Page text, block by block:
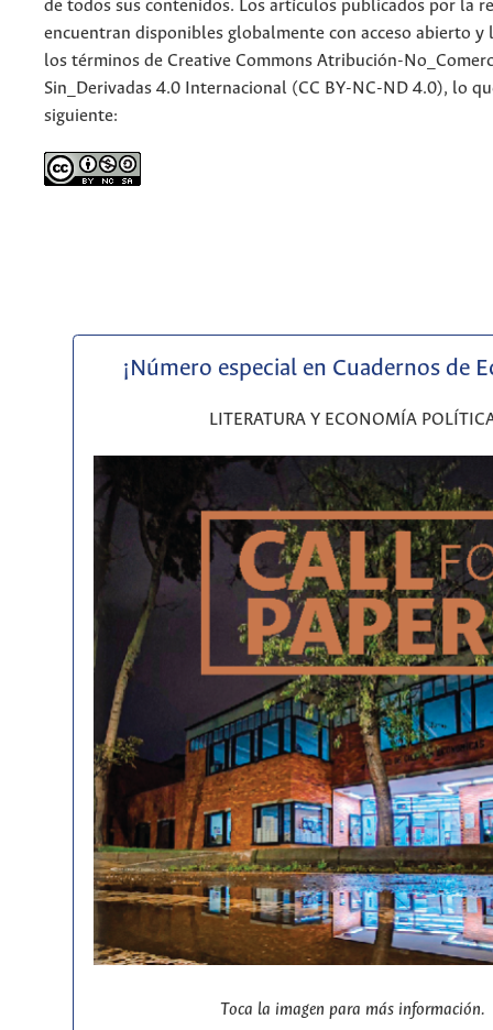
de todos sus contenidos. Los artículos publicados por la
encuentran disponibles globalmente con acceso abierto y
los términos de Creative Commons Atribución-
Sin_Derivadas 4.0 Internacional (CC BY-NC-ND 4.0), lo
siguiente:
¡Número especial en Cuadernos de
LITERATURA Y ECONOMÍA
Toca la imagen para más información.